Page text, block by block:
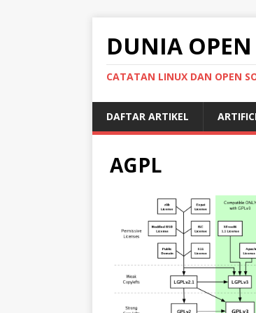
DUNIA OPEN
CATATAN LINUX DAN OPEN
DAFTAR ARTIKEL
AGPL